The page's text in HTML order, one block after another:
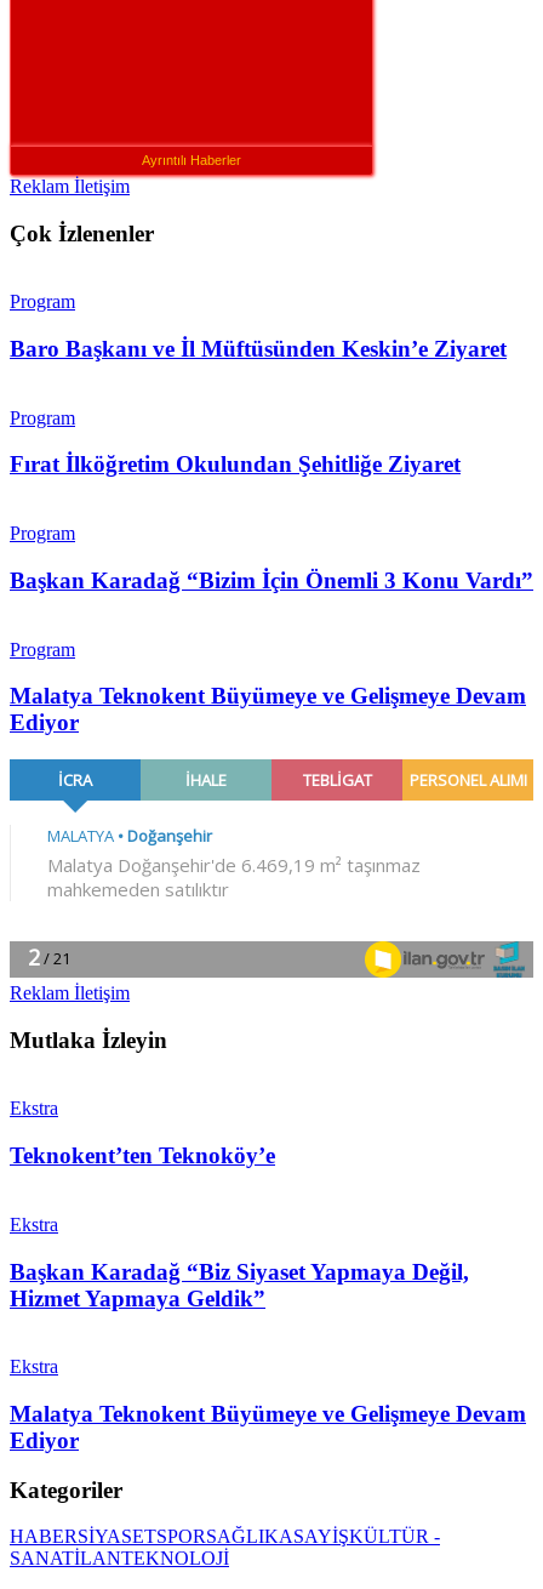
Ayrıntılı Haberler
Reklam İletişim
Çok İzlenenler
Program
Baro Başkanı ve İl Müftüsünden Keskin’e Ziyaret
Program
Fırat İlköğretim Okulundan Şehitliğe Ziyaret
Program
Başkan Karadağ “Bizim İçin Önemli 3 Konu Vardı”
Program
Malatya Teknokent Büyümeye ve Gelişmeye Devam
Ediyor
Reklam İletişim
Mutlaka İzleyin
Ekstra
Teknokent’ten Teknoköy’e
Ekstra
Başkan Karadağ “Biz Siyaset Yapmaya Değil,
Hizmet Yapmaya Geldik”
Ekstra
Malatya Teknokent Büyümeye ve Gelişmeye Devam
Ediyor
Kategoriler
HABERSİYASETSPORSAĞLIKASAYİŞKÜLTÜR -
SANATİLANTEKNOLOJİ